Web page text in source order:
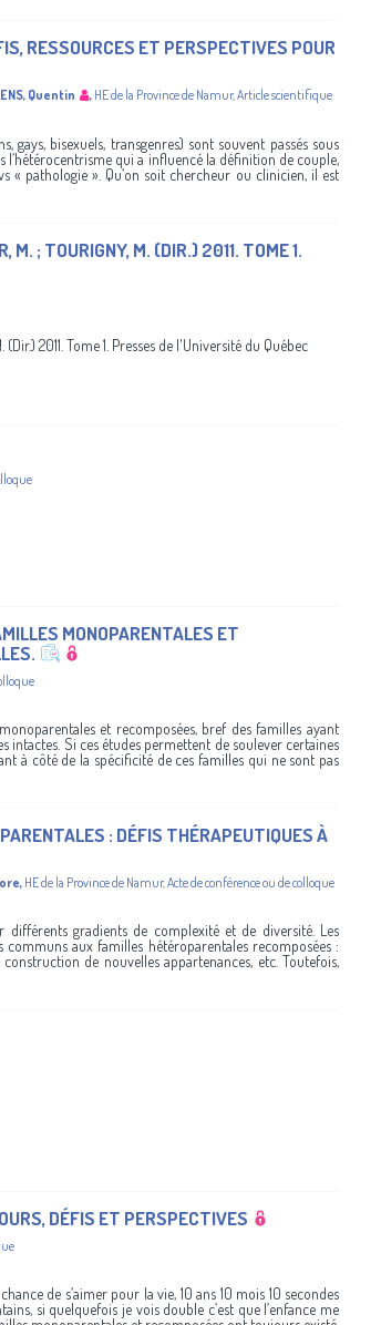
RESSOURCES ET PERSPECTIVES POUR
Quentin , HE de la Province de Namur,Article scientifique
gays, bisexuels, transgenres) sont souvent passés sous
l’hétérocentrisme qui a influencé la définition de couple,
pathologie ». Qu’on soit chercheur ou clinicien, il est
M. ; TOURIGNY, M. (DIR.) 2011. TOME 1.
2011. Tome 1. Presses de l'Université du Québec
MONOPARENTALES ET
et recomposées, bref des familles ayant
intactes. Si ces études permettent de soulever certaines
à côté de la spécificité de ces familles qui ne sont pas
: DÉFIS THÉRAPEUTIQUES À
, HE de la Province de Namur, Acte de conférence ou de colloque
différents gradients de complexité et de diversité. Les
aux familles hétéroparentales recomposées :
de nouvelles appartenances, etc. Toutefois,
DÉFIS ET PERSPECTIVES
de s’aimer pour la vie, 10 ans 10 mois 10 secondes
si quelquefois je vois double c’est que l’enfance me